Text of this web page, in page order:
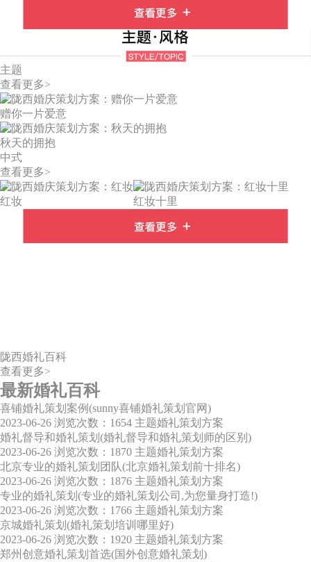
主题
查看更多>
赠你一片爱意
秋天的拥抱
中式
查看更多>
红妆 红妆十里
陇西婚礼百科
查看更多>
最新婚礼百科
喜铺婚礼策划案例(sunny喜铺婚礼策划官网)
2023-06-26 浏览次数：1654 主题婚礼策划方案
婚礼督导和婚礼策划(婚礼督导和婚礼策划师的区别)
2023-06-26 浏览次数：1870 主题婚礼策划方案
北京专业的婚礼策划团队(北京婚礼策划前十排名)
2023-06-26 浏览次数：1876 主题婚礼策划方案
专业的婚礼策划(专业的婚礼策划公司,为您量身打造!)
2023-06-26 浏览次数：1766 主题婚礼策划方案
京城婚礼策划(婚礼策划培训哪里好)
2023-06-26 浏览次数：1920 主题婚礼策划方案
郑州创意婚礼策划首选(国外创意婚礼策划)